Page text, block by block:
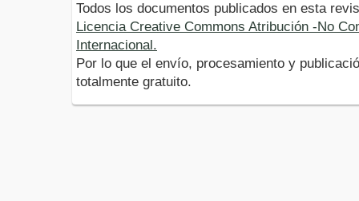
Todos los documentos publicados en esta
Licencia Creative Commons Atribución -No
Internacional.
Por lo que el envío, procesamiento y
totalmente gratuito.